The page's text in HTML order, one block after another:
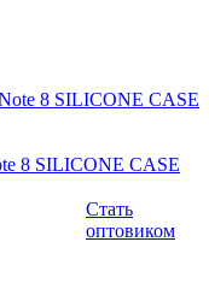
8 SILICONE CASE
Стать
оптовиком